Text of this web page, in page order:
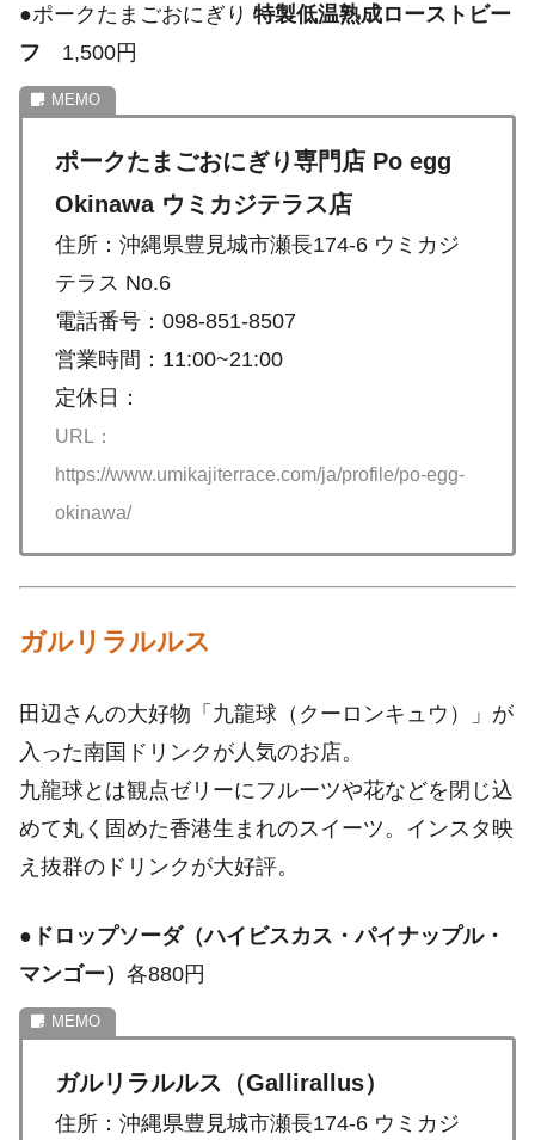
●ポークたまごおにぎり 特製低温熟成ローストビー
フ 1,500円
ポークたまごおにぎり専門店 Po egg
Okinawa ウミカジテラス店
住所：沖縄県豊見城市瀬長174-6 ウミカジ
テラス No.6
電話番号：098-851-8507
営業時間：11:00~21:00
定休日：
URL：
https://www.umikajiterrace.com/ja/profile/po-egg-
okinawa/
ガルリラルルス
田辺さんの大好物「九龍球（クーロンキュウ）」が
入った南国ドリンクが人気のお店。
九龍球とは観点ゼリーにフルーツや花などを閉じ込
めて丸く固めた香港生まれのスイーツ。インスタ映
え抜群のドリンクが大好評。
● ドロップソーダ（ハイビスカス・パイナップル・
マンゴー） 各880円
ガルリラルルス（Gallirallus）
住所：沖縄県豊見城市瀬長174-6 ウミカジ